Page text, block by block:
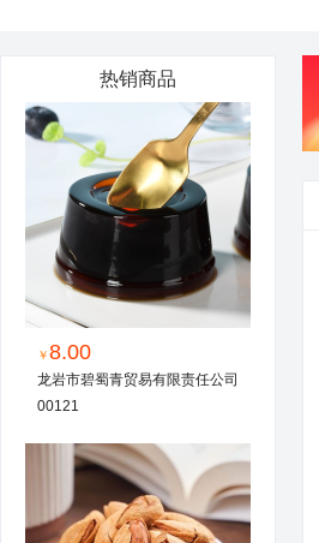
热销商品
￥8.00
龙岩市碧蜀青贸易有限责任公司
00121